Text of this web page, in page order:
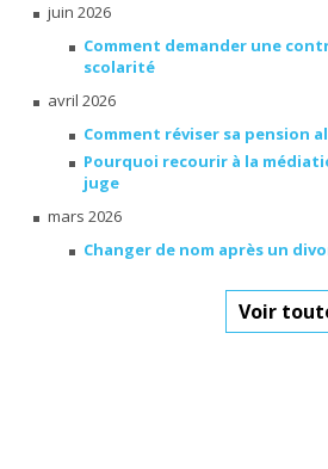
juin 2026
Comment demander une
scolarité
avril 2026
Comment réviser sa pension
Pourquoi recourir à la
juge
mars 2026
Changer de nom après un
Voir